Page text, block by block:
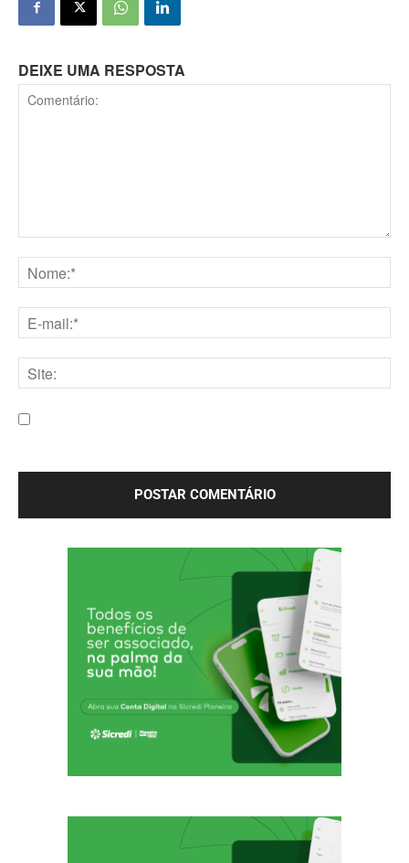
DEIXE UMA RESPOSTA
mail:*